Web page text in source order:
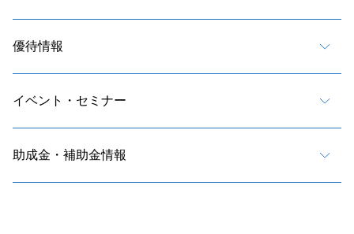
優待情報
イベント・セミナー
助成金・補助金情報